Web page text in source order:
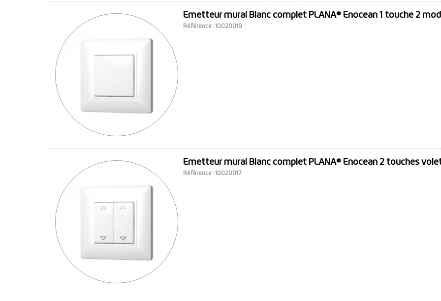
Emetteur mural Blanc complet PLANA® Enocean 1 touche 2
Référence : 10020019
Emetteur mural Blanc complet PLANA® Enocean 2 touches
Référence : 10020017